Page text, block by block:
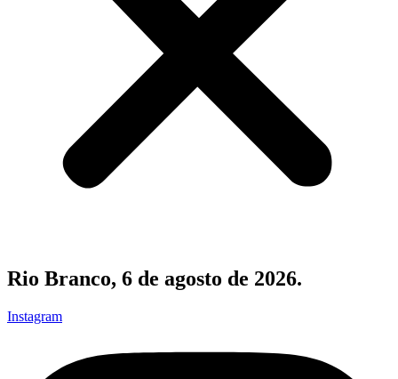
Rio Branco, 6 de agosto de 2026.
Instagram